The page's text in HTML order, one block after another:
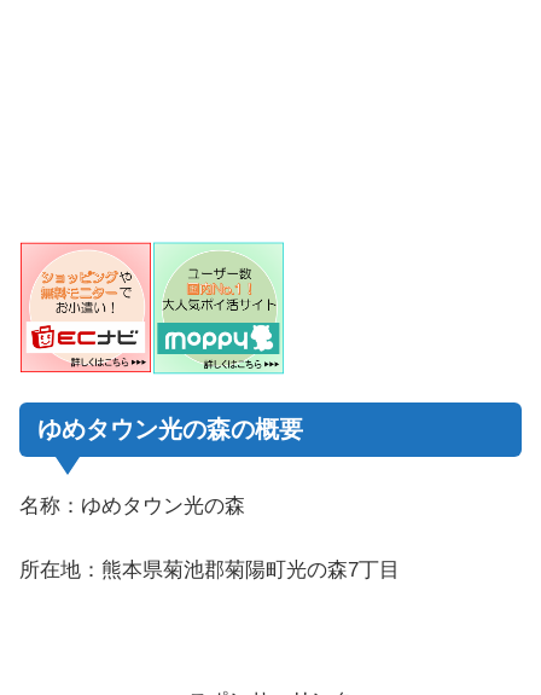
ゆめタウン光の森の概要
名称：ゆめタウン光の森
所在地：熊本県菊池郡菊陽町光の森7丁目